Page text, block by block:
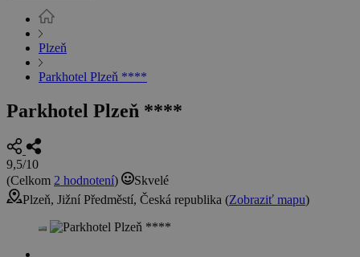
Plzeň
Parkhotel Plzeň ****
Parkhotel Plzeň ****
9,5/10
(Celkom 2 hodnotení)
Skvelé
Plzeň, Jižní Předměstí, Česká republika (Zobraziť mapu)